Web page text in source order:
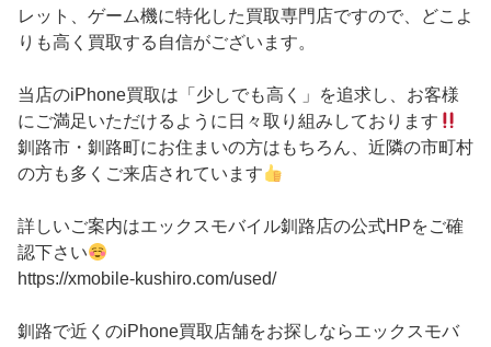
レット、ゲーム機に特化した買取専門店ですので、どこよ
りも高く買取する自信がございます。
当店のiPhone買取は「少しでも高く」を追求し、お客様
にご満足いただけるように日々取り組みしております
釧路市・釧路町にお住まいの方はもちろん、近隣の市町村
の方も多くご来店されています
詳しいご案内はエックスモバイル釧路店の公式HPをご確
認下さい
https://xmobile-kushiro.com/used/
釧路で近くのiPhone買取店舗をお探しならエックスモバ